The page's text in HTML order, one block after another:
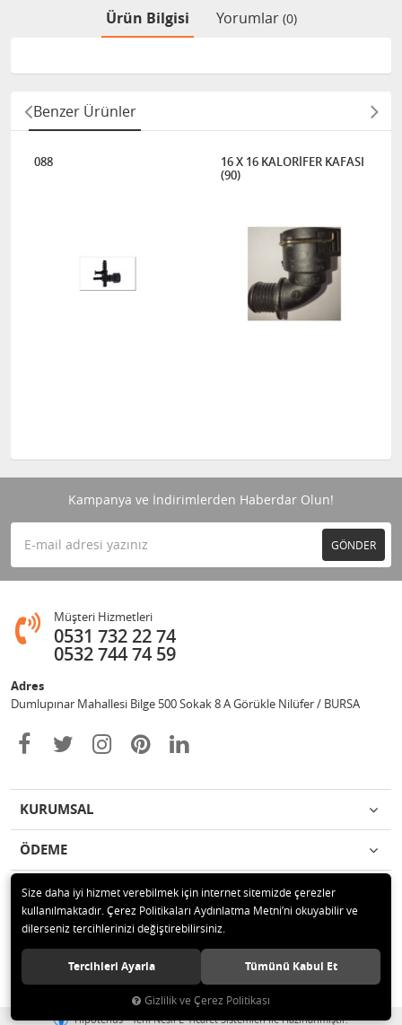
Ürün Bilgisi Yorumlar (0)
Benzer Ürünler
088
16 X 16 KALORİFER KAFASI
(90)
Kampanya ve İndirimlerden Haberdar Olun!
GÖNDER
Müşteri Hizmetleri
0531 732 22 74
0532 744 74 59
Adres
Dumlupınar Mahallesi Bilge 500 Sokak 8 A Görükle Nilüfer / BURSA
KURUMSAL
ÖDEME
İLETİŞİM
© 2020 MAG OTOMOTİV Tüm hakları saklıdır.
Hipotenüs Yeni Nesil E-Ticaret Sistemleri ile Hazırlanmıştır.
Size daha iyi hizmet verebilmek için internet sitemizde çerezler
kullanılmaktadır. Çerez Politikaları Aydınlatma Metni’ni okuyabilir ve
dilerseniz tercihlerinizi değiştirebilirsiniz.
Tercihleri Ayarla Tümünü Kabul Et
Gizlilik ve Çerez Politikası